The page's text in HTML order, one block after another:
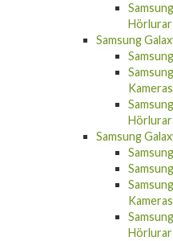
Hörlurar
Samsung
Hörlurar
Samsung
Hörlurar